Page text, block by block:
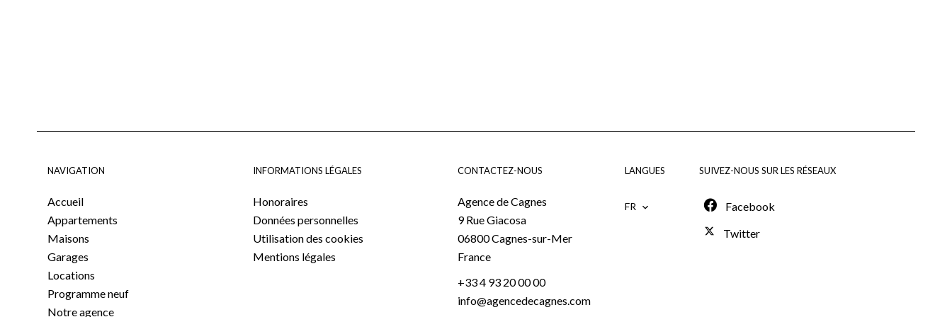
NAVIGATION
Accueil
Appartements
Maisons
Garages
Locations
Programme neuf
Notre agence
INFORMATIONS LÉGALES
Honoraires
Données personnelles
Utilisation des cookies
Mentions légales
CONTACTEZ-NOUS
Agence de Cagnes
9 Rue Giacosa
06800Cagnes-sur-Mer
France
+33 4 93 20 00 00
info@agencedecagnes.com
LANGUES
FR
SUIVEZ-NOUS SUR LES RÉSEAUX
Facebook
Twitter